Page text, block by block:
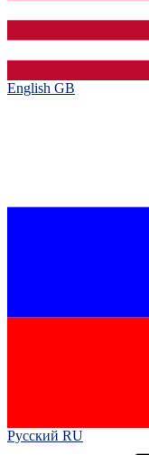
English GB‎
Русский RU‎